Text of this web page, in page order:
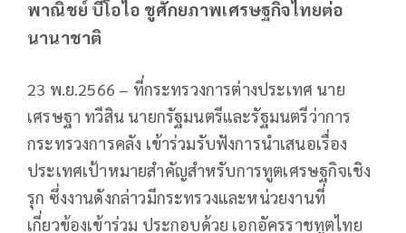
พาณิชย์ บีโอไอ ชูศักยภาพเศรษฐกิจไทยต่อ
นานาชาติ
23 พ.ย.2566 – ที่กระทรวงการต่างประเทศ นาย
เศรษฐา ทวีสิน นายกรัฐมนตรีและรัฐมนตรีว่าการ
กระทรวงการคลัง เข้าร่วมรับฟังการนำเสนอเรื่อง
ประเทศเป้าหมายสำคัญสำหรับการทูตเศรษฐกิจเชิง
รุก ซึ่งงานดังกล่าวมีกระทรวงและหน่วยงานที่
เกี่ยวข้องเข้าร่วม ประกอบด้วย เอกอัครราชทูตไทย